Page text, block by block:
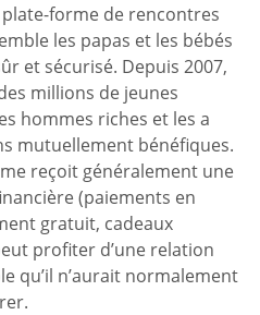
forme de rencontres
les papas et les bébés
et sécurisé. Depuis 2007,
millions de jeunes
hommes riches et les a
mutuellement bénéfiques.
reçoit généralement une
(paiements en
gratuit, cadeaux
profiter d’une relation
qu’il n’aurait normalement